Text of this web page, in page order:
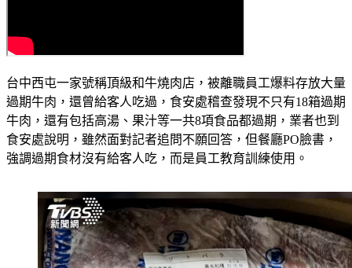
台中西屯一家號稱頂級和牛燒肉店，被離職員工爆料存放大量
過期牛肉，還曾給客人吃過，食安處稽查發現不只有18箱過期
牛肉，還有包括高湯、果汁等一共8項食品都過期，業者也到
食安處說明，雖然面對記者追問不願回答，但餐廳PO臉書，
強調過期食材沒有給客人吃，而是員工教育訓練使用。